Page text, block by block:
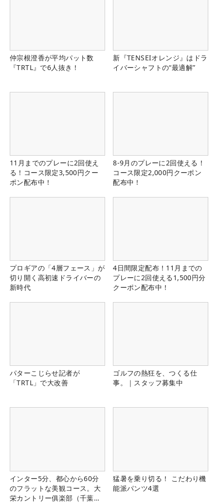
仲宗根澄香が平均パット数
『TRTL』で6人抜き！
新『TENSEIオレンジ』はドラ
イバーシャフトの“最適解”
11月までのプレーに2回使え
る！コース限定3,500円クー
ポン配布中！
8-9月のプレーに2回使える！
コース限定2,000円クーポン
配布中！
プロギアの「4層フェース」が
切り開く高初速ドライバーの
新時代
4日間限定配布！11月までの
プレーに2回使える1,500円分
クーポン配布中！
パターこじらせ記者が
「TRTL」で大改善
ゴルフの熱狂を、つくる仕
事。｜スタッフ募集中
インター5分、都心から60分
のフラットな美観コース。大
栄カントリー俱楽部（千葉
猛暑を乗り切る！ こだわり機
能派パンツ4選